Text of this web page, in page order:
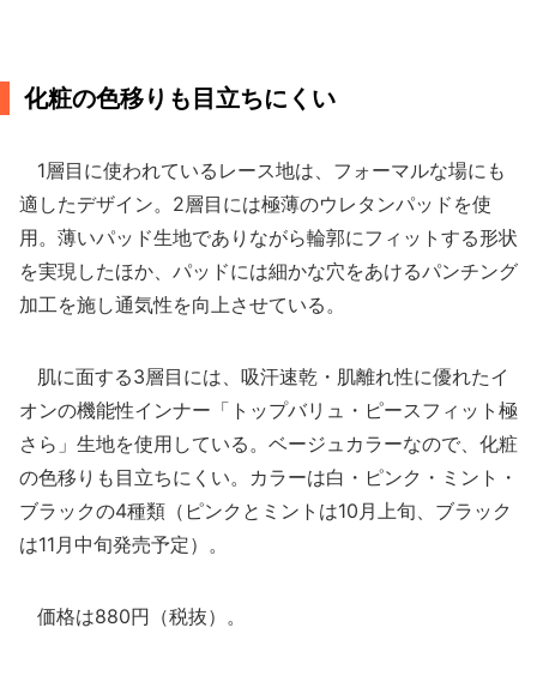
化粧の色移りも目立ちにくい
1層目に使われているレース地は、フォーマルな場にも
適したデザイン。2層目には極薄のウレタンパッドを使
用。薄いパッド生地でありながら輪郭にフィットする形状
を実現したほか、パッドには細かな穴をあけるパンチング
加工を施し通気性を向上させている。
肌に面する3層目には、吸汗速乾・肌離れ性に優れたイ
オンの機能性インナー「トップバリュ・ピースフィット極
さら」生地を使用している。ベージュカラーなので、化粧
の色移りも目立ちにくい。カラーは白・ピンク・ミント・
ブラックの4種類（ピンクとミントは10月上旬、ブラック
は11月中旬発売予定）。
価格は880円（税抜）。